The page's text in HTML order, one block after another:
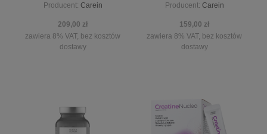
Producent: Carein
209,00 zł
zawiera 8% VAT, bez kosztów
dostawy
powiadom o dostępności
ŁAMLIWYCH WŁOSÓW
Producent: Carein
159,00 zł
zawiera 8% VAT, bez kosztów
dostawy
powiadom o dostępności